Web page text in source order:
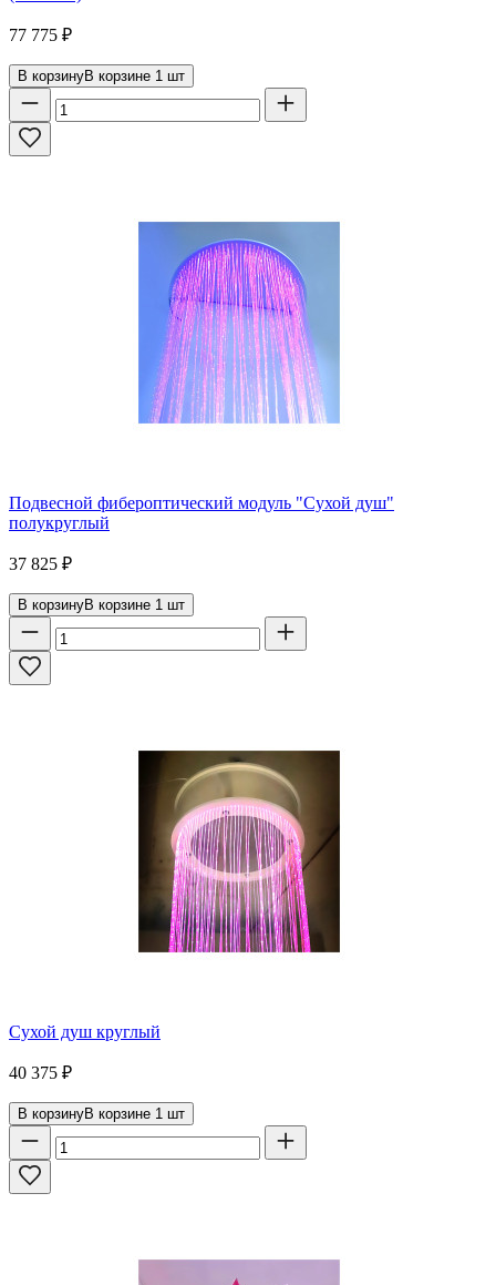
77 775 ₽
В корзинуВ корзине 1 шт
Подвесной фибероптический модуль "Сухой душ"
полукруглый
37 825 ₽
В корзинуВ корзине 1 шт
Сухой душ круглый
40 375 ₽
В корзинуВ корзине 1 шт